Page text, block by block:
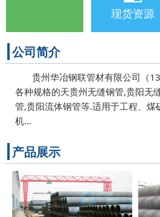
现货资源
公司简介
贵州华冶钢联管材有限公司（
各种规格的天贵州无缝钢管,贵阳无
管,贵阳流体钢管等.适用于工程、煤
机…
产品展示